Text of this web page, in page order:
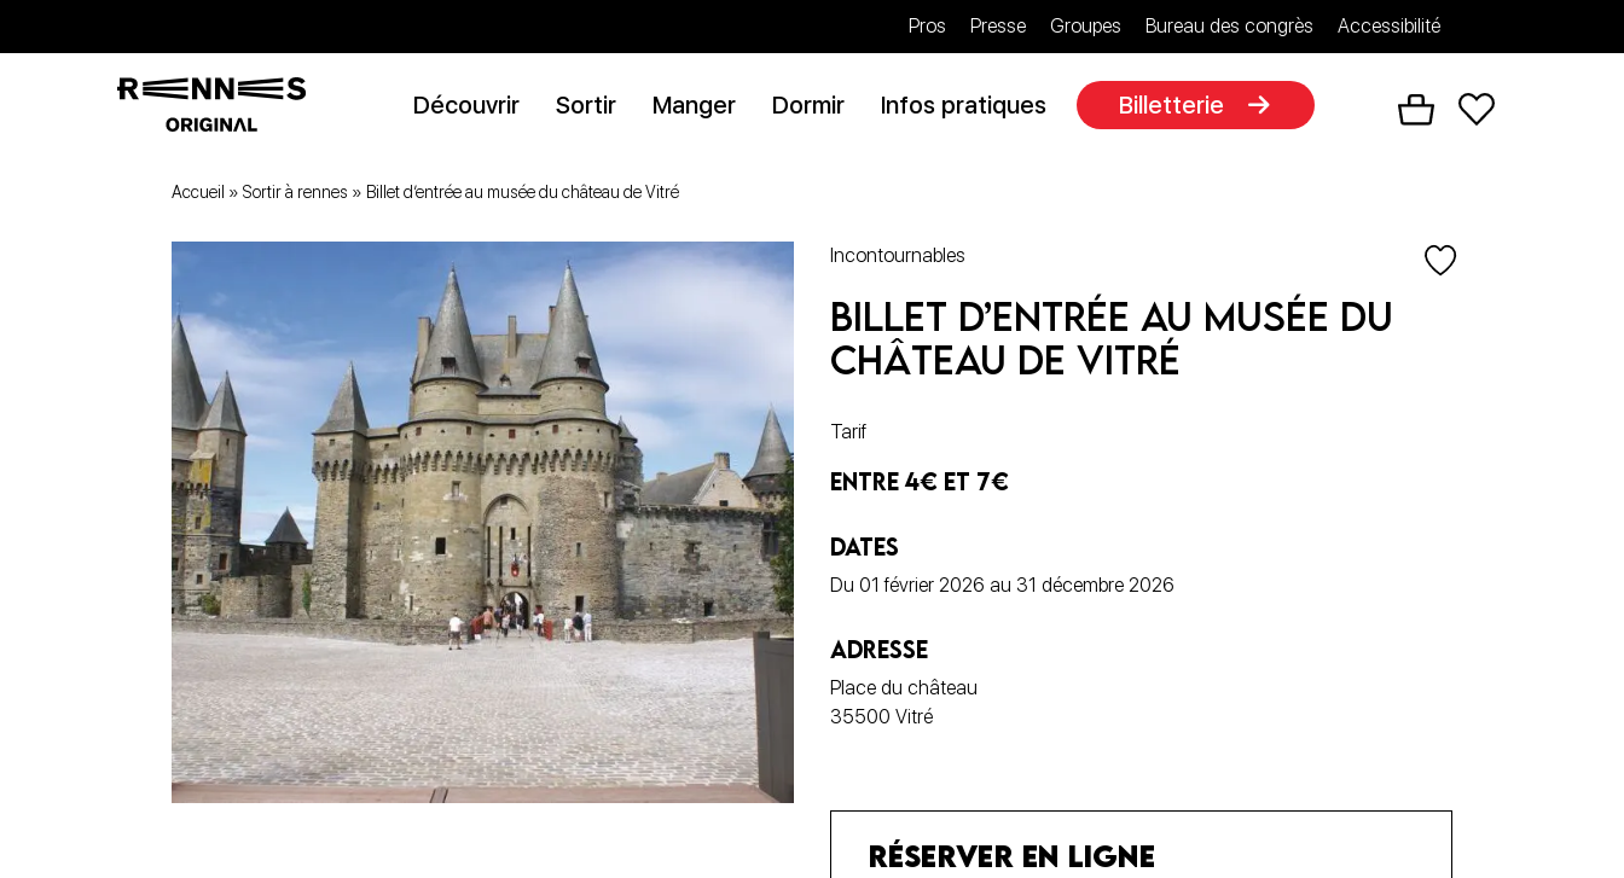
Pros Presse Groupes Bureau des congrès Accessibilité
Découvrir Sortir Manger Dormir Infos pratiques Billetterie
Accueil » Sortir à rennes » Billet d’entrée au musée du château de Vitré
Incontournables
Billet d’entrée au musée du
château de Vitré
Tarif
ENTRE 4€ ET 7€
DATES
Du 01 février 2026 au 31 décembre 2026
ADRESSE
Place du château
35500 Vitré
RÉSERVER EN LIGNE